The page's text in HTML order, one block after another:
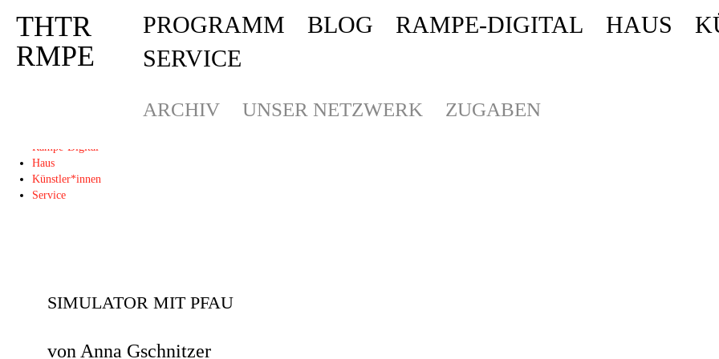
Deprecated : Die Funktion post_permalink ist seit Version 4.4.0 veraltet! Verwende stattdessen get_permalink(). in /homepages/10/d43051023/htdocs/
THTR
RMPE
Rampe-Digital
Haus
Künstler*innen
Service
THTR
RMPE
PROGRAMM BLOG RAMPE-DIGITAL HAUS
SERVICE
ARCHIV UNSER NETZWERK ZUGABEN
SIMULATOR MIT PFAU
von Anna Gschnitzer